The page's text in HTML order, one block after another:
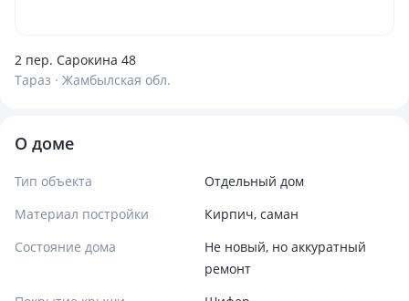
2 пер. Сарокина 48
Тараз · Жамбылская обл.
О доме
Тип объекта
Отдельный дом
Материал постройки
Кирпич, саман
Состояние дома
Не новый, но аккуратный
ремонт